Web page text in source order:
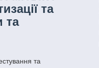
та
та
та